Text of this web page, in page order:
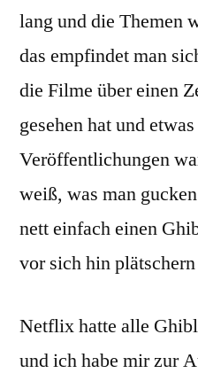
lang und die Themen
das empfindet man
die Filme über einen
gesehen hat und
Veröffentlichungen
weiß, was man
nett einfach einen
vor sich hin
Netflix hatte alle
und ich habe mir zur